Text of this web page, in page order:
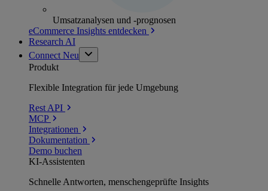
Umsatzanalysen und -prognosen
eCommerce Insights entdecken
Research AI
Connect Neu
Produkt
Flexible Integration für jede Umgebung
Rest API
MCP
Integrationen
Dokumentation
Demo buchen
KI-Assistenten
Schnelle Antworten, menschengeprüfte Insights